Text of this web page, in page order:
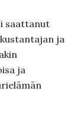
saattanut
ja
ja